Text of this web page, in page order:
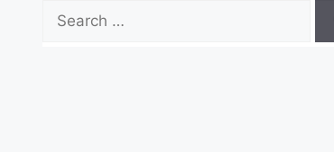
Search
for: